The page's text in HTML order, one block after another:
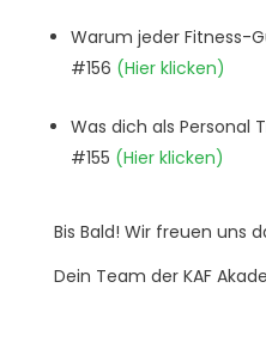
Warum jeder Fitness-
#156 (Hier klicken)
Was dich als Personal
#155 (Hier klicken)
Bis Bald! Wir freuen uns
Dein Team der KAF